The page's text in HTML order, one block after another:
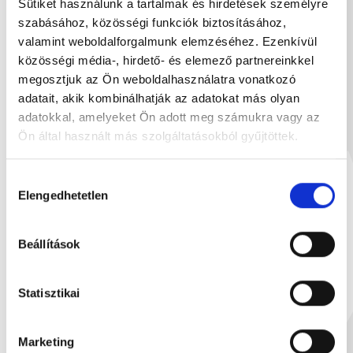
Sütiket használunk a tartalmak és hirdetések személyre
szabásához, közösségi funkciók biztosításához,
valamint weboldalforgalmunk elemzéséhez. Ezenkívül
közösségi média-, hirdető- és elemező partnereinkkel
megosztjuk az Ön weboldalhasználatra vonatkozó
adatait, akik kombinálhatják az adatokat más olyan
adatokkal, amelyeket Ön adott meg számukra vagy az
Ön által használt más szolgáltatásokból gyűjtöttek.
kiválasztása
Elengedhetetlen
Beállítások
Statisztikai
Marketing
Neked ajánljuk
Dán vajas